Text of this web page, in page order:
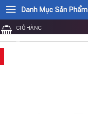
Danh Mục Sản Phẩm
GIỎ HÀNG
0₫